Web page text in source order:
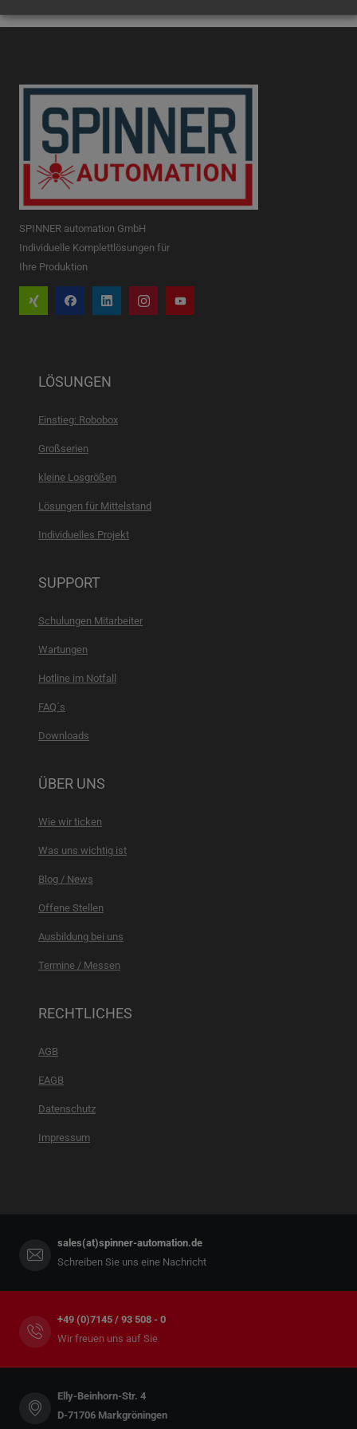
SPINNER automation GmbH
Individuelle Komplettlösungen für
Ihre Produktion
LÖSUNGEN
Einstieg: Robobox
Großserien
kleine Losgrößen
Lösungen für Mittelstand
Individuelles Projekt
SUPPORT
Schulungen Mitarbeiter
Wartungen
Hotline im Notfall
FAQ´s
Downloads
ÜBER UNS
Wie wir ticken
Was uns wichtig ist
Blog / News
Offene Stellen
Ausbildung bei uns
Termine / Messen
RECHTLICHES
AGB
EAGB
Datenschutz
Impressum
sales(at)spinner-automation.de
Schreiben Sie uns eine Nachricht
+49 (0)7145 / 93 508 - 0
Wir freuen uns auf Sie
Elly-Beinhorn-Str. 4
D-71706 Markgröningen